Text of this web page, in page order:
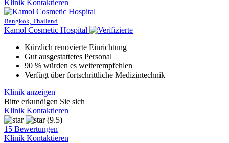
Klinik Kontaktieren
Bangkok, Thailand
Kamol Cosmetic Hospital
Kürzlich renovierte Einrichtung
Gut ausgestattetes Personal
90 % würden es weiterempfehlen
Verfügt über fortschrittliche Medizintechnik
Klinik anzeigen
Bitte erkundigen Sie sich
Klinik Kontaktieren
(9.5)
15 Bewertungen
Klinik Kontaktieren